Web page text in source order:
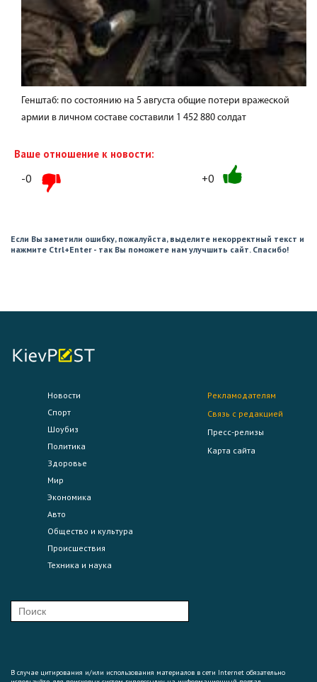
Генштаб: по состоянию на 5 августа общие потери вражеской
армии в личном составе составили 1 452 880 солдат
Ваше отношение к новости:
-0 +0
Если Вы заметили ошибку, пожалуйста, выделите некорректный текст и
нажмите Ctrl+Enter - так Вы поможете нам улучшить сайт. Спасибо!
Новости
Спорт
Шоубиз
Политика
Здоровье
Мир
Экономика
Авто
Общество и культура
Происшествия
Техника и наука
Рекламодателям
Связь с редакцией
Пресс-релизы
Карта сайта
В случае цитирования и/или использования материалов в сети Internet обязательно